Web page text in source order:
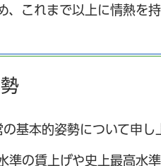
、これまで以上に情熱を
基本的姿勢について申し
準の賃上げや史上最高水